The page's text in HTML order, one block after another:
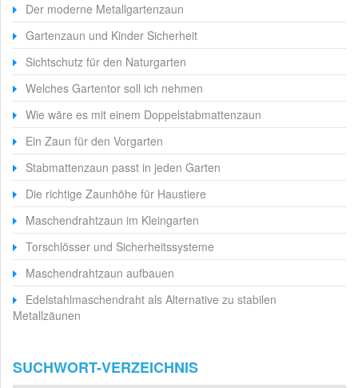
Der moderne Metallgartenzaun
Gartenzaun und Kinder Sicherheit
Sichtschutz für den Naturgarten
Welches Gartentor soll ich nehmen
Wie wäre es mit einem Doppelstabmattenzaun
Ein Zaun für den Vorgarten
Stabmattenzaun passt in jeden Garten
Die richtige Zaunhöhe für Haustiere
Maschendrahtzaun im Kleingarten
Torschlösser und Sicherheitssysteme
Maschendrahtzaun aufbauen
Edelstahlmaschendraht als Alternative zu stabilen
Metallzäunen
SUCHWORT-VERZEICHNIS